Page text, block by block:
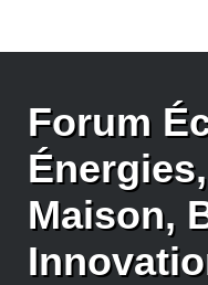
Forum
Maison,